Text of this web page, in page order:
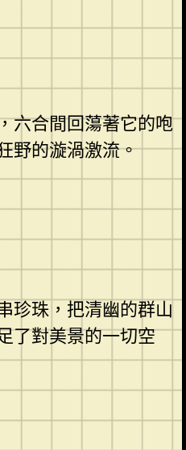
六合間回蕩著它的咆
野的漩渦激流。
珍珠，把清幽的群山
了對美景的一切空